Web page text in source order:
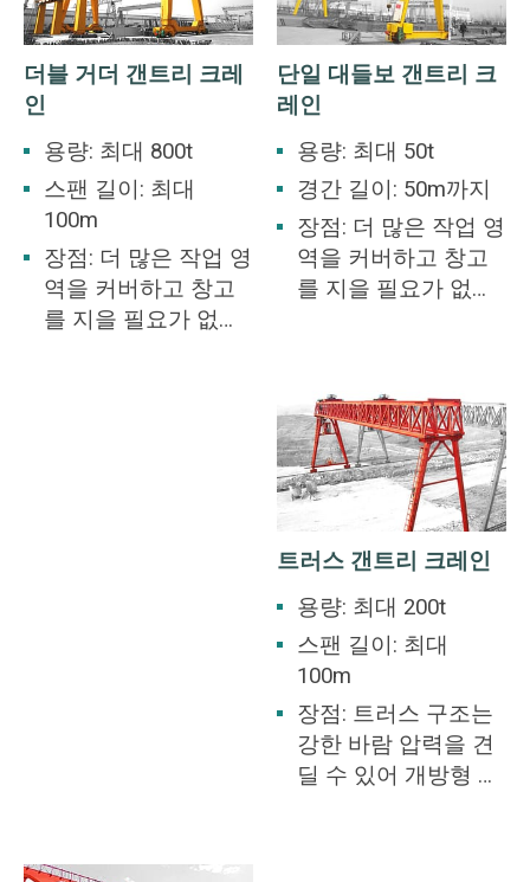
더블 거더 갠트리 크레
인
용량: 최대 800t
스팬 길이: 최대
100m
장점: 더 많은 작업 영
역을 커버하고 창고
를 지을 필요가 없습
단일 대들보 갠트리 크
레인
용량: 최대 50t
경간 길이: 50m까지
장점: 더 많은 작업 영
역을 커버하고 창고
를 지을 필요가 없습
트러스 갠트리 크레인
용량: 최대 200t
스팬 길이: 최대
100m
장점: 트러스 구조는
강한 바람 압력을 견
딜 수 있어 개방형 마